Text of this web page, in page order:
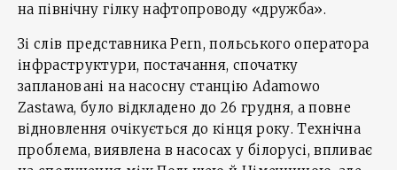
на північну гілку нафтопроводу «дружба».
Зі слів представника Pern, польського оператора
інфраструктури, постачання, спочатку
заплановані на насосну станцію Adamowo
Zastawa, було відкладено до 26 грудня, а повне
відновлення очікується до кінця року. Технічна
проблема, виявлена в насосах у білорусі, впливає